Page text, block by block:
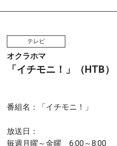
テレビ
オクラホマ
「イチモニ！」（HTB）
番組名：「イチモニ！」
放送日：
毎週月曜～金曜 6:00～8:00